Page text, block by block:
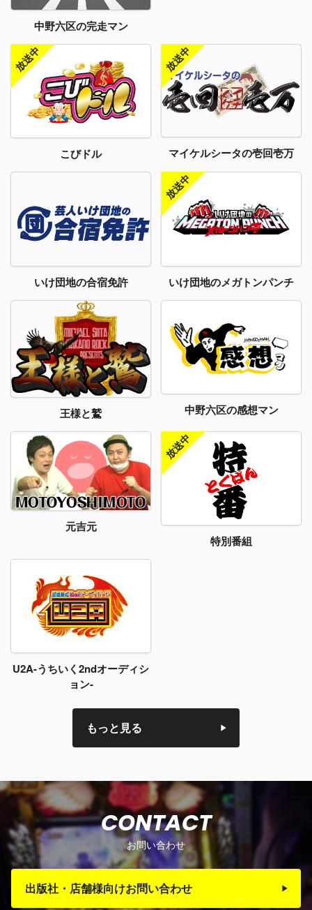
中野六区の完走マン
こびドル マイケルシータの壱回壱万
いけ団地の合宿免許 いけ団地のメガトンパンチ
王様と鷲 中野六区の感想マン
元吉元
特別番組
U2A-うちいく2ndオーディシ
ョン-
もっと見る
お問い合わせ
CONTACT
出版社・店舗様向けお問い合わせ